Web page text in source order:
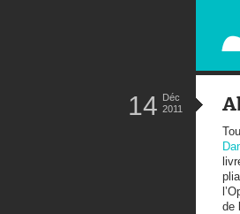
14 Déc
2011
de